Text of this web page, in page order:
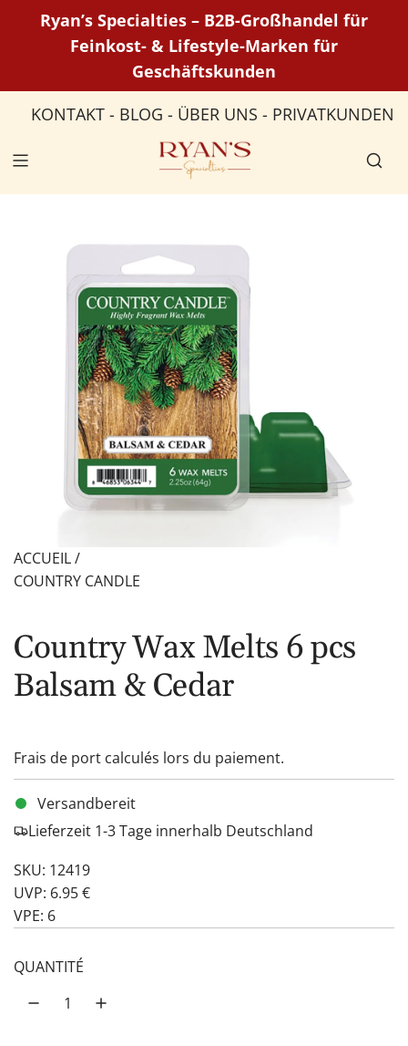
c
Ryan’s Specialties – B2B-Großhandel für
Feinkost- & Lifestyle-Marken für
Geschäftskunden
KONTAKT - BLOG - ÜBER UNS - PRIVATKUNDEN
ACCUEIL/
COUNTRY CANDLE
Country Wax Melts 6 pcs
Balsam & Cedar
Frais de port calculés lors du paiement.
Versandbereit
Lieferzeit 1-3 Tage innerhalb Deutschland
SKU: 12419
UVP: 6.95 €
VPE: 6
QUANTITÉ